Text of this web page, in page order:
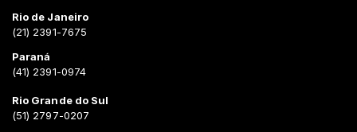
Rio de Janeiro
(21) 2391-7675
Paraná
(41) 2391-0974
Rio Grande do Sul
(51) 2797-0207